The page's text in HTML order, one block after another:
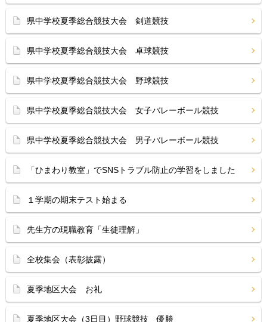
県中学校夏季総合競技大会 剣道競技
県中学校夏季総合競技大会 卓球競技
県中学校夏季総合競技大会 野球競技
県中学校夏季総合競技大会 女子バレーボール競技
県中学校夏季総合競技大会 男子バレーボール競技
「ひまわり教室」でSNSトラブル防止の学習をしました
１学期の期末テスト始まる
先生方の現職教育「生徒理解」
全校集会（表彰披露）
夏季地区大会 お礼
夏季地区大会（3日目）野球競技 優勝